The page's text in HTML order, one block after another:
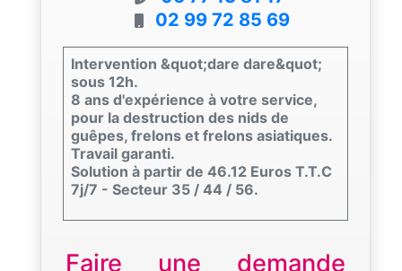
02 99 72 85 69
Intervention &quot;dare dare&quot;
sous 12h.
8 ans d'expérience à votre service,
pour la destruction des nids de
guêpes, frelons et frelons asiatiques.
Travail garanti.
Solution à partir de 46.12 Euros T.T.C
7j/7 - Secteur 35 / 44 / 56.
Faire une demande